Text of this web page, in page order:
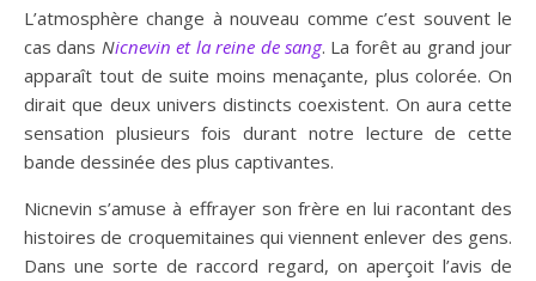
L’atmosphère change à nouveau comme c’est souvent le
cas dans Nicnevin et la reine de sang. La forêt au grand jour
apparaît tout de suite moins menaçante, plus colorée. On
dirait que deux univers distincts coexistent. On aura cette
sensation plusieurs fois durant notre lecture de cette
bande dessinée des plus captivantes.
Nicnevin s’amuse à effrayer son frère en lui racontant des
histoires de croquemitaines qui viennent enlever des gens.
Dans une sorte de raccord regard, on aperçoit l’avis de